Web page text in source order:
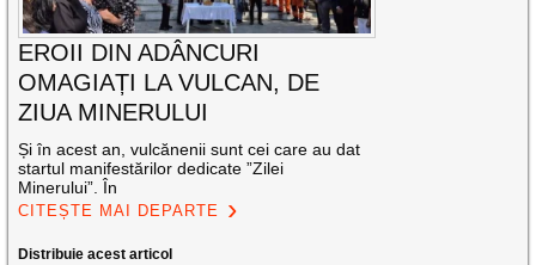
EROII DIN ADÂNCURI
OMAGIAȚI LA VULCAN, DE
ZIUA MINERULUI
Și în acest an, vulcănenii sunt cei care au dat
startul manifestărilor dedicate ”Zilei
Minerului”. În
CITEȘTE MAI DEPARTE
Distribuie acest articol